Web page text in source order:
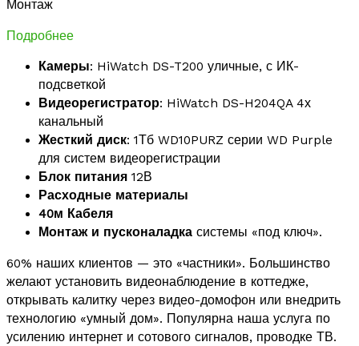
Монтаж
Подробнее
Камеры: HiWatch DS-T200 уличные, с ИК-
подсветкой
Видеорегистратор: HiWatch DS-H204QA 4х
канальный
Жесткий диск: 1Тб WD10PURZ серии WD Purple
для систем видеорегистрации
Блок питания 12В
Расходные материалы
40м Кабеля
Монтаж и пусконаладка системы «под ключ».
60% наших клиентов — это «частники». Большинство
желают установить видеонаблюдение в коттедже,
открывать калитку через видео-домофон или внедрить
технологию «умный дом». Популярна наша услуга по
усилению интернет и сотового сигналов, проводке ТВ.